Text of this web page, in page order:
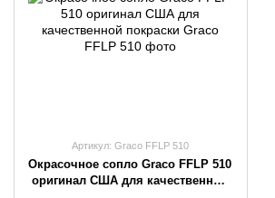
Артикул: Graco FFLP 510
Окрасочное cопло Graco FFLP 510
оригинал США для качественной